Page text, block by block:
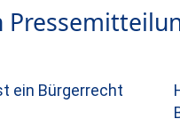
ein Bürgerrecht